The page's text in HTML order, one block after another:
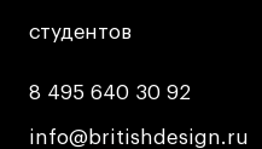
© 2026 БВШД
студентов
студентов
8 495 640 30 92
8 495 640 30 92
info@britishdesign.ru
info@britishdesign.ru